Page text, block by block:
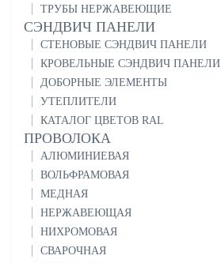
ТРУБЫ НЕРЖАВЕЮЩИЕ
СЭНДВИЧ ПАНЕЛИ
СТЕНОВЫЕ СЭНДВИЧ ПАНЕЛИ
КРОВЕЛЬНЫЕ СЭНДВИЧ ПАНЕЛИ
ДОБОРНЫЕ ЭЛЕМЕНТЫ
УТЕПЛИТЕЛИ
КАТАЛОГ ЦВЕТОВ RAL
ПРОВОЛОКА
АЛЮМИНИЕВАЯ
ВОЛЬФРАМОВАЯ
МЕДНАЯ
НЕРЖАВЕЮЩАЯ
НИХРОМОВАЯ
СВАРОЧНАЯ